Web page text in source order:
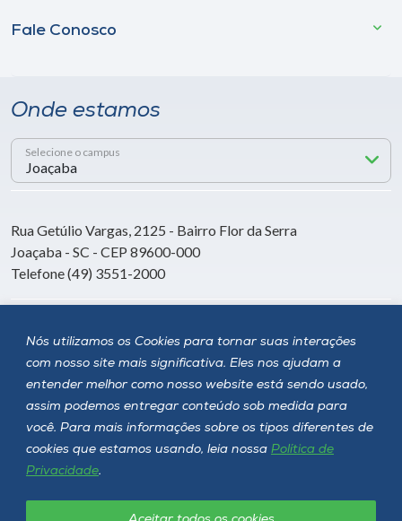
Nós utilizamos os Cookies para tornar suas interações
com nosso site mais significativa. Eles nos ajudam a
entender melhor como nosso website está sendo usado,
assim podemos entregar conteúdo sob medida para
você. Para mais informações sobre os tipos diferentes de
cookies que estamos usando, leia nossa Política de
Privacidade.
Fale Conosco
Onde estamos
Selecione o campus
Rua Getúlio Vargas, 2125 - Bairro Flor da Serra
Joaçaba - SC - CEP 89600-000
Telefone (49) 3551-2000
Siga a Unoesc